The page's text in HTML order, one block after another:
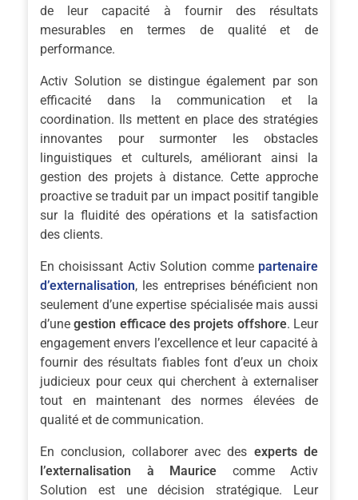
de leur capacité à fournir des résultats
mesurables en termes de qualité et de
performance.
Activ Solution se distingue également par son
efficacité dans la communication et la
coordination. Ils mettent en place des stratégies
innovantes pour surmonter les obstacles
linguistiques et culturels, améliorant ainsi la
gestion des projets à distance. Cette approche
proactive se traduit par un impact positif tangible
sur la fluidité des opérations et la satisfaction
des clients.
En choisissant Activ Solution comme partenaire
d’externalisation, les entreprises bénéficient non
seulement d’une expertise spécialisée mais aussi
d’une gestion efficace des projets offshore. Leur
engagement envers l’excellence et leur capacité à
fournir des résultats fiables font d’eux un choix
judicieux pour ceux qui cherchent à externaliser
tout en maintenant des normes élevées de
qualité et de communication.
En conclusion, collaborer avec des experts de
l’externalisation à Maurice comme Activ
Solution est une décision stratégique. Leur